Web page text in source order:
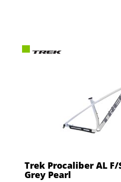
Trek Procaliber AL F/
Grey Pearl